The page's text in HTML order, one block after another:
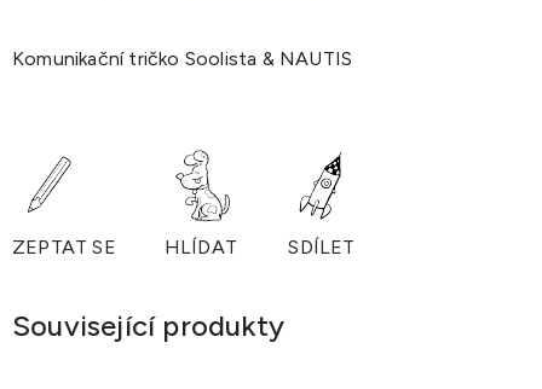
Komunikační tričko Soolista & NAUTIS
ZEPTAT SE HLÍDAT SDÍLET
Související produkty